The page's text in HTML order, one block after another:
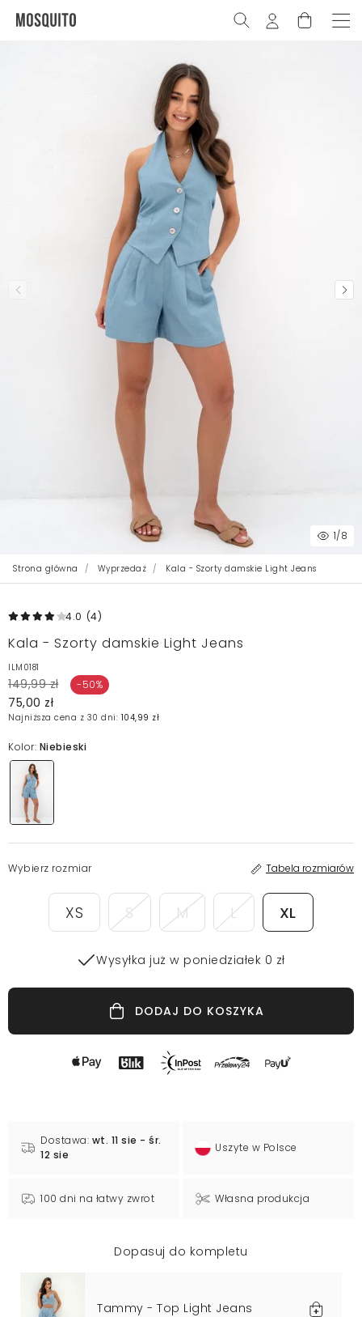
1/8
Strona główna Wyprzedaż Kala - Szorty damskie Light Jeans
4.0 (4)
Kala - Szorty damskie Light Jeans
ILM0181
149,99 zł -50%
75,00 zł
Najniższa cena z 30 dni: 104,99 zł
Kolor: Niebieski
Wybierz rozmiar Tabela rozmiarów
XS S M L XL
Wysyłka już w poniedziałek 0 zł
DODAJ DO KOSZYKA
Dostawa: wt. 11 sie - śr.
12 sie
Uszyte w Polsce
100 dni na łatwy zwrot Własna produkcja
Dopasuj do kompletu
Tammy - Top Light Jeans